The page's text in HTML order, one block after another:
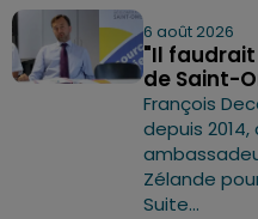
6 août 2026
"Il
de Saint-
François
depuis
Zélande
Suite...